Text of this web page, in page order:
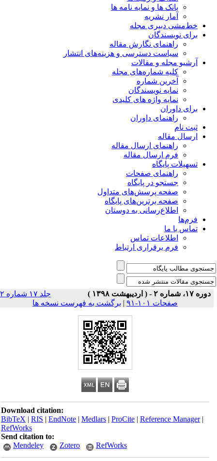
بانک ها و نمایه نامه ها
آمار نشریه
خط‌مشی دبیری مجله
برای نویسندگان
راهنمای نگارش مقاله
سیاست دسترسی و هزینه‌های انتشار
آرشیو مجله و مقالات
کلیه شماره‌های مجله
آخرین شماره
نمایه نویسندگان
نمایه واژه های کلیدی
برای داوران
راهنمای داوران
ثبت نام
ارسال مقاله
راهنمای ارسال مقاله
فرم ارسال مقاله
تسهیلات پایگاه
راهنمای صفحات
جستجو در پایگاه
صفحه پرسش‌های متداول
صفحه برترین‌های پایگاه
اطلاع‌رسانی به دوستان
فرم‌ها
تماس با ما
اطلاعات تماس
فرم برقراری ارتباط
دوره ۱۷، شماره ۲ - ( اردیبهشت ۱۳۹۸ )
جلد ۱۷ شماره ۲
صفحات ۱۰۱-۹۱
|برگشت به فهرست نسخه ها
Download citation:
BibTeX|RIS|EndNote|Medlars|ProCite|Reference Manager
RefWorks
Send citation to:
Mendeley
Zotero RefWorks